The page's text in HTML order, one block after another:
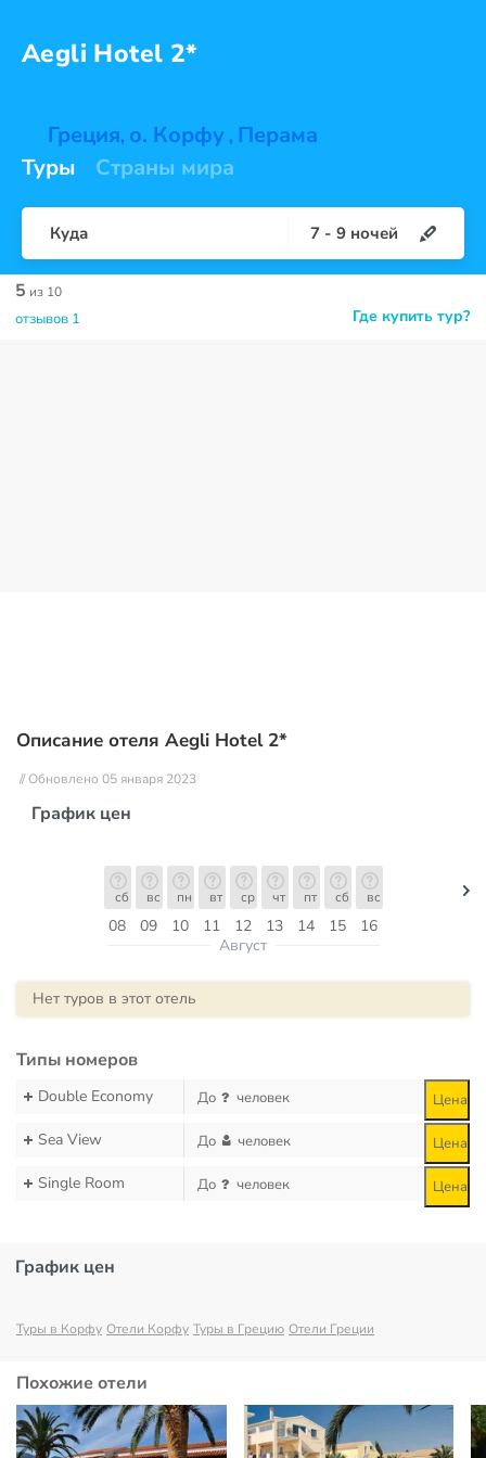
Aegli Hotel 2*
Греция, о. Корфу , Перама
Туры
Страны мира
Куда 7 - 9 ночей
Где купить тур?
5 из 10
отзывов 1
Описание отеля Aegli Hotel 2*
// Обновлено 05 января 2023
График цен
08
сб
09
вс
10
пн
11
вт
12
ср
13
чт
14
пт
15
сб
16
вс
Август
Нет туров в этот отель
Типы номеров
Double Economy До человек Цена
Sea View До человек Цена
Single Room До человек Цена
График цен
Туры в Корфу Отели Корфу Туры в Грецию Отели Греции
Похожие отели